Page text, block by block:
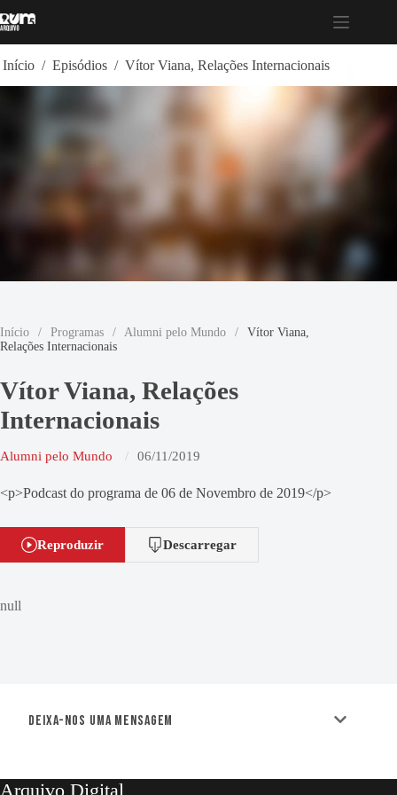
para
Início / Episódios / Vítor Viana, Relações Internacionais
Início / Programas / Alumni pelo Mundo /
Vítor Viana,
Relações Internacionais
Vítor Viana, Relações
Internacionais
Alumni pelo Mundo 06/11/2019
<p>Podcast do programa de 06 de Novembro de 2019</p>
Reproduzir Descarregar
null
Deixa-nos uma mensagem
Arquivo Digital